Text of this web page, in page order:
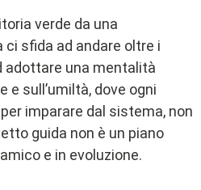
verde da una
sfida ad andare oltre i
adottare una mentalità
e sull’umiltà, dove ogni
imparare dal sistema, non
guida non è un piano
e in evoluzione.